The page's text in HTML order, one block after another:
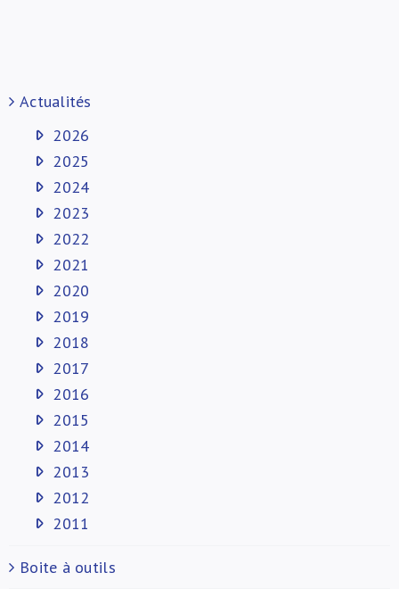
Actualités
2026
2025
2024
2023
2022
2021
2020
2019
2018
2017
2016
2015
2014
2013
2012
2011
Boite à outils